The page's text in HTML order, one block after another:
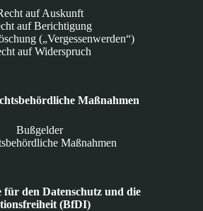
auf Auskunft
auf Berichtigung
(„Vergessenwerden“)
auf Widerspruch
Maßnahmen
Bußgelder
Maßnahmen
für den Datenschutz und die
(BfDI)